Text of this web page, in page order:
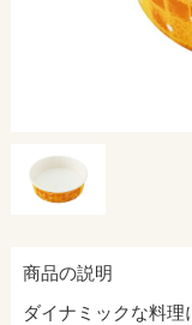
商品の説明
ダイナミックな料